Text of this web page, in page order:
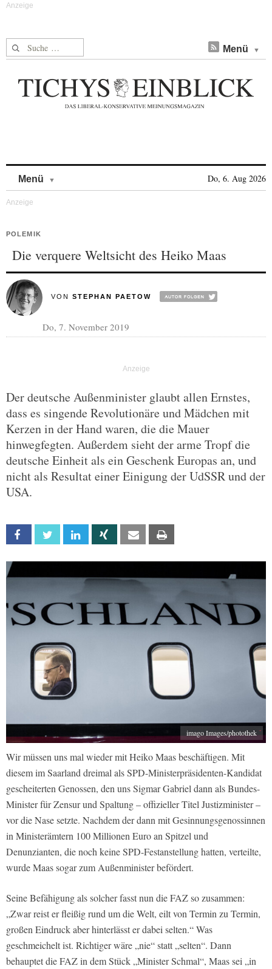
Suche nach: Menü
Menü Do, 6. Aug 2026
POLEMIK
Die verquere Weltsicht des Heiko Maas
VON STEPHAN PAETOW
Do, 7. November 2019
Der deutsche Außenminister glaubt allen Ernstes,
dass es singende Revolutionäre und Mädchen mit
Kerzen in der Hand waren, die die Mauer
hinwegfegten. Außerdem sieht der arme Tropf die
deutsche Einheit als ein Geschenk Europas an, und
nicht als Resultat einer Einigung der UdSSR und der
USA.
Facebook Twitter Linkedin Xing Email
imago Images/photothek
Wir müssen uns mal wieder mit Heiko Maas beschäftigen. Mit
diesem im Saarland dreimal als SPD-Ministerpräsidenten-Kandidat
gescheiterten Genossen, den uns Sigmar Gabriel dann als Bundes-
Minister für Zensur und Spaltung – offizieller Titel Justizminister –
vor die Nase setzte. Nachdem der dann mit Gesinnungsgenossinnen
in Ministerämtern 100 Millionen Euro an Spitzel und
Denunzianten, die noch keine SPD-Festanstellung hatten, verteilte,
wurde Maas sogar zum Außenminister befördert.
Seine Befähigung als solcher fasst nun die FAZ so zusammen:
„Zwar reist er fleißig rund um die Welt, eilt von Termin zu Termin,
großen Eindruck aber hinterlässt er dabei selten.“ Was
geschmeichelt ist. Richtiger wäre „nie“ statt „selten“. Dann
behauptet die FAZ in dem Stück „Minister Schmal“, Maas sei „in